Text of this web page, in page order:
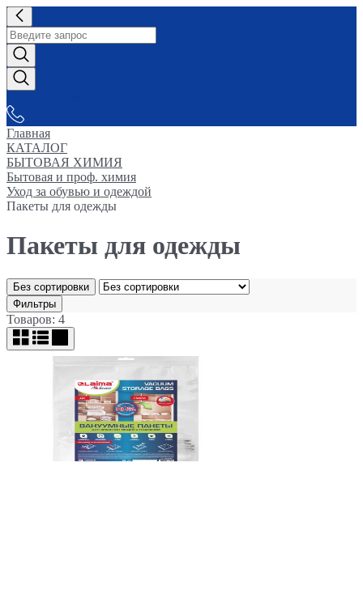
Главная
КАТАЛОГ
БЫТОВАЯ ХИМИЯ
Бытовая и проф. химия
Уход за обувью и одеждой
Пакеты для одежды
Пакеты для одежды
Без сортировки
Фильтры
Товаров: 4